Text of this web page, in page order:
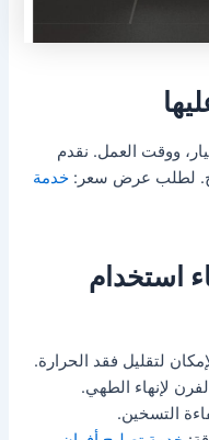
ووقت العمل. نقدم
لطلب عرض سعر:خدمة
استخدام
لتقليل فقد الحرارة.
لإنهاء الطهي.
التسخين.